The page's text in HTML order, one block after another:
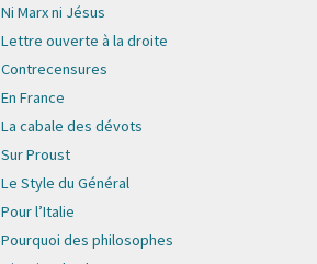
Ni Marx ni Jésus
Lettre ouverte à la droite
Contrecensures
En France
La cabale des dévots
Sur Proust
Le Style du Général
Pour l’Italie
Pourquoi des philosophes